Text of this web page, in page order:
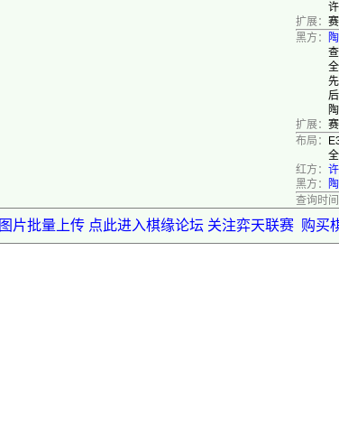
扩展：
黑方：
扩展：
布局：
红方：
黑方：
查询时
片批量上传 点此进入棋缘论坛 关注弈天联赛 购买